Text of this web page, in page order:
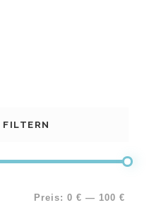
FILTERN
Preis: 0 € — 100 €